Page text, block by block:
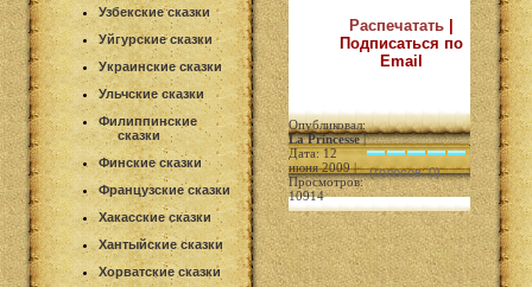
Узбекские сказки
Уйгурские сказки
Украинские сказки
Ульчские сказки
Филиппинские
сказки
Финские сказки
Французские сказки
Хакасские сказки
Хантыйские сказки
Хорватские сказки
Распечатать
Подписаться по
Email
Опубликовал:
La Princesse|
Дата: 12
июня 2009 |
Просмотров:
10914
(голосов: 0)